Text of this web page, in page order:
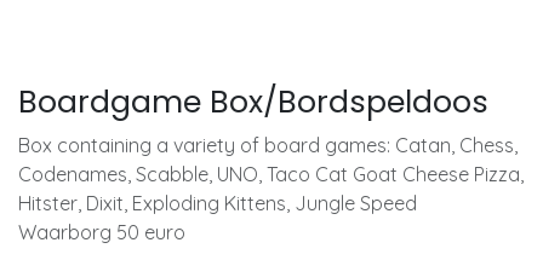
Boardgame Box/Bordspeldoos
Box containing a variety of board games: Catan, Chess,
Codenames, Scabble, UNO, Taco Cat Goat Cheese Pizza,
Hitster, Dixit, Exploding Kittens, Jungle Speed
Waarborg 50 euro